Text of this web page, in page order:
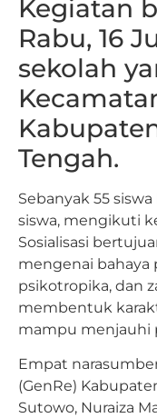
Kegiatan
Rabu, 16
sekolah
Tengah.
Sebanyak 55
siswa, mengikuti
Sosialisasi
mengenai bahaya
psikotropika, dan
membentuk
mampu menjauhi
Empat
(GenRe)
Sutowo, Nuraiza